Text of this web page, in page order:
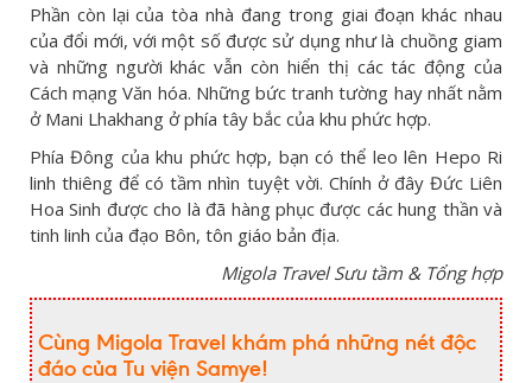
Phần còn lại của tòa nhà đang trong giai đoạn khác nhau
của đổi mới, với một số được sử dụng như là chuồng giam
và những người khác vẫn còn hiển thị các tác động của
Cách mạng Văn hóa. Những bức tranh tường hay nhất nằm
ở Mani Lhakhang ở phía tây bắc của khu phức hợp.
Phía Đông của khu phức hợp, bạn có thể leo lên Hepo Ri
linh thiêng để có tầm nhìn tuyệt vời. Chính ở đây Đức Liên
Hoa Sinh được cho là đã hàng phục được các hung thần và
tinh linh của đạo Bôn, tôn giáo bản địa.
Migola Travel Sưu tầm & Tổng hợp
Cùng Migola Travel khám phá những nét độc
đáo của Tu viện Samye!